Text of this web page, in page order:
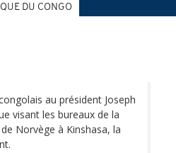
DU CONGO
au président Joseph
visant les bureaux de la
Norvège à Kinshasa, la